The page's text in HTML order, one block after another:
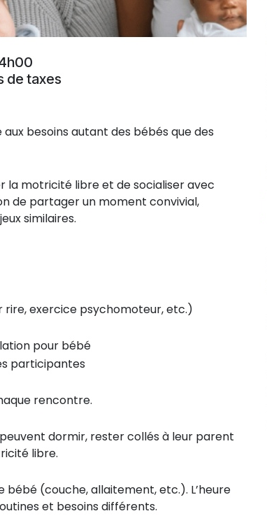
de taxes
besoins autant des bébés que des
la motricité libre et de socialiser avec
de partager un moment convivial,
similaires.
exercice psychomoteur, etc.)
pour bébé
participantes
rencontre.
dormir, rester collés à leur parent
libre.
(couche, allaitement, etc.). L’heure
et besoins différents.